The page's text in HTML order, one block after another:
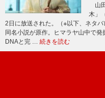
山
木」
2日に放送された。（※以下、ネタ
同名小説が原作。ヒマラヤ山中で
DNAと完 … 続きを読む